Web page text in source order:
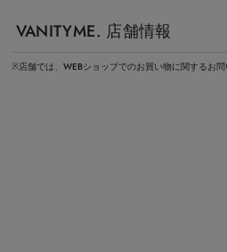
VANITYME. 店舗情報
※店舗では、WEBショップでのお買い物に関するお問